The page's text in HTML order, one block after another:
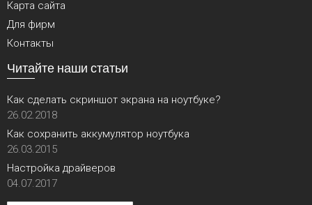
Карта сайта
Для фирм
Контакты
Читайте наши статьи
Как сделать скриншот экрана на ноутбуке?
26.02.2018
Как сохранить аккумулятор ноутбука
26.03.2015
Настройка драйверов
04.07.2017